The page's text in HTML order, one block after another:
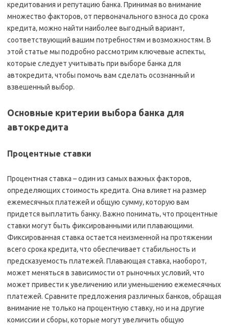
кредитования и репутацию банка. Принимая во внимание
множество факторов‚ от первоначального взноса до срока
кредита‚ можно найти наиболее выгодный вариант‚
соответствующий вашим потребностям и возможностям. В
этой статье мы подробно рассмотрим ключевые аспекты‚
которые следует учитывать при выборе банка для
автокредита‚ чтобы помочь вам сделать осознанный и
взвешенный выбор.
Основные критерии выбора банка для
автокредита
Процентные ставки
Процентная ставка – один из самых важных факторов‚
определяющих стоимость кредита. Она влияет на размер
ежемесячных платежей и общую сумму‚ которую вам
придется выплатить банку. Важно понимать‚ что процентные
ставки могут быть фиксированными или плавающими.
Фиксированная ставка остается неизменной на протяжении
всего срока кредита‚ что обеспечивает стабильность и
предсказуемость платежей. Плавающая ставка‚ наоборот‚
может меняться в зависимости от рыночных условий‚ что
может привести к увеличению или уменьшению ежемесячных
платежей. Сравните предложения различных банков‚ обращая
внимание не только на процентную ставку‚ но и на другие
комиссии и сборы‚ которые могут увеличить общую